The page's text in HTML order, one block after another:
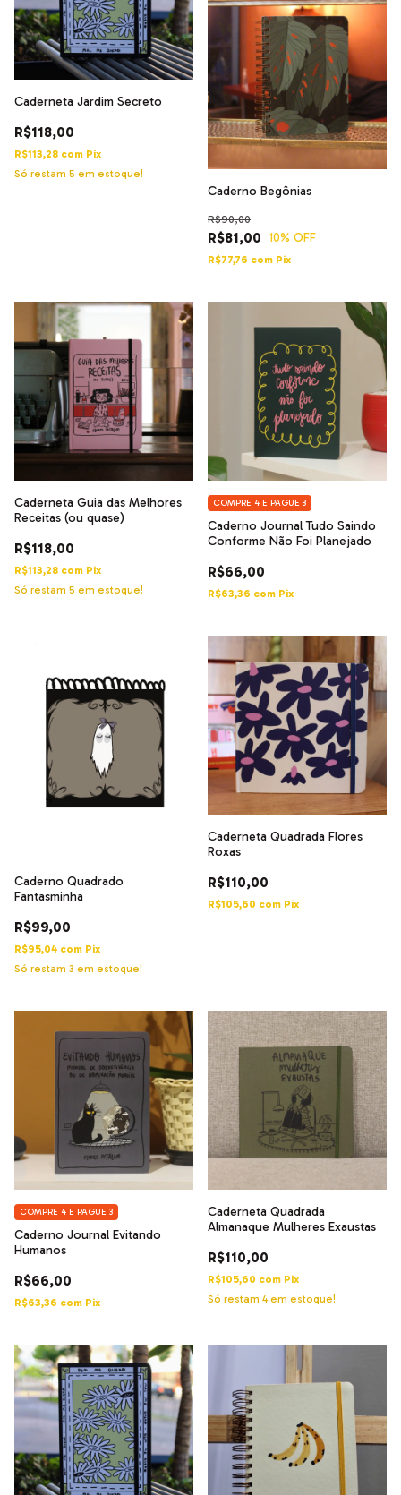
Caderneta Jardim Secreto
R$118,00
R$113,28 com Pix
Só restam 5 em estoque!
Caderno Begônias
R$81,00
R$90,00
10% OFF
R$77,76 com Pix
Caderneta Guia das Melhores
Receitas (ou quase)
R$118,00
R$113,28 com Pix
Só restam 5 em estoque!
Caderno Journal Tudo Saindo
Conforme Não Foi Planejado
R$66,00
COMPRE 4 E PAGUE 3
R$63,36 com Pix
Caderno Quadrado
Fantasminha
R$99,00
R$95,04 com Pix
Só restam 3 em estoque!
Caderneta Quadrada Flores
Roxas
R$110,00
R$105,60 com Pix
Caderno Journal Evitando
Humanos
R$66,00
COMPRE 4 E PAGUE 3
R$63,36 com Pix
Caderneta Quadrada
Almanaque Mulheres Exaustas
R$110,00
R$105,60 com Pix
Só restam 4em estoque!